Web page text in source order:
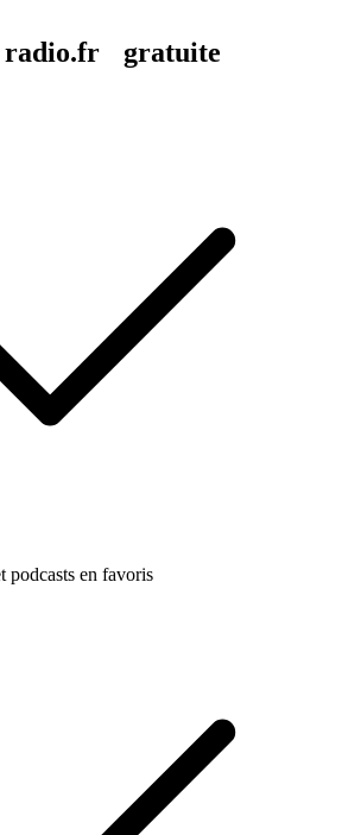
radio.fr gratuite
podcasts en favoris